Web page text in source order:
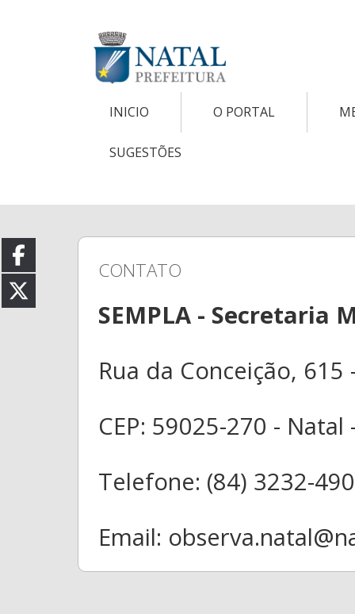
INICIO O PORTAL
SUGESTÕES
CONTATO
SEMPLA - Secretaria
Rua da Conceição,
CEP: 59025-270 - Natal
Telefone: (84) 3232-
Email: